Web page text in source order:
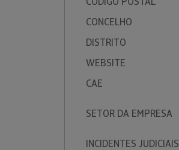
CONCELHO
DISTRITO
WEBSITE
CAE
SETOR DA EMPRESA
INCIDENTES JUDICIAIS